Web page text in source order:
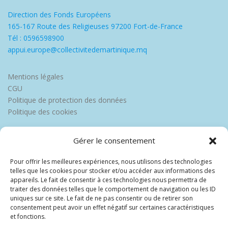
Gérer le consentement
Pour offrir les meilleures expériences, nous utilisons des technologies
telles que les cookies pour stocker et/ou accéder aux informations des
appareils. Le fait de consentir à ces technologies nous permettra de
traiter des données telles que le comportement de navigation ou les ID
uniques sur ce site. Le fait de ne pas consentir ou de retirer son
consentement peut avoir un effet négatif sur certaines caractéristiques
et fonctions.
Direction des Fonds Européens
165-167 Route des Religieuses 97200 Fort-de-France
Tél : 0596598900
appui.europe@collectivitedemartinique.mq
Mentions légales
CGU
Politique de protection des données
Politique des cookies